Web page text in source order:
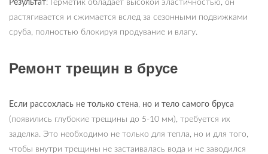
Результат: Герметик обладает высокой эластичностью, он
растягивается и сжимается вслед за сезонными подвижками
сруба, полностью блокируя продувание и влагу.
Ремонт трещин в брусе
Если рассохлась не только стена, но и тело самого бруса
(появились глубокие трещины до 5-10 мм), требуется их
заделка. Это необходимо не только для тепла, но и для того,
чтобы внутри трещины не застаивалась вода и не заводился